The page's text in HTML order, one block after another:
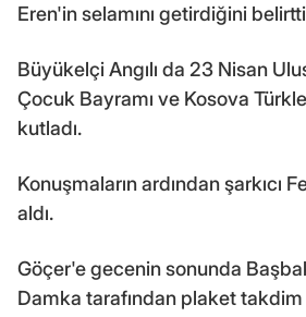
Eren'in selamını getirdiğini
Büyükelçi Angılı da 23 Nisan
Çocuk Bayramı ve Kosova
kutladı.
Konuşmaların ardından şarkıcı
aldı.
Göçer'e gecenin sonunda
Damka tarafından plaket